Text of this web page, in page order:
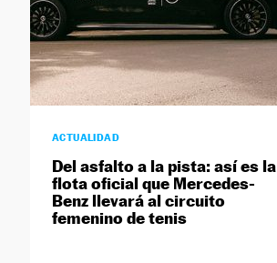
ACTUALIDAD
Del asfalto a la pista: así es la
flota oficial que Mercedes-
Benz llevará al circuito
femenino de tenis